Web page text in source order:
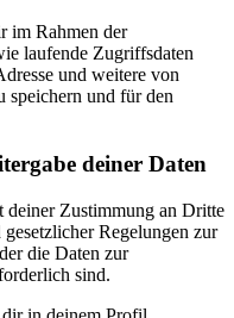
im Rahmen der
laufende Zugriffsdaten
und weitere von
speichern und für den
deiner Daten
Zustimmung an Dritte
Regelungen zur
die Daten zur
sind.